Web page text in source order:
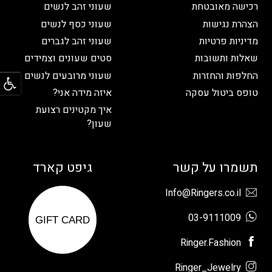
רכישה מאובטחת
הצהרת נגישות
מדיניות פרטיות
שאלות ותשובות
החלפות והחזרות
טופס ביטול עסקה
שעוני זהב לנשים
שעוני כסף לנשים
שעוני זהב לגברים
סטים שעונים וצמידים
שעוני מרובעים לנשים
איזה מידה אני?
איך מקטינים רצועת
שעון?
תשמרו על קשר
Info@Ringers.co.il
03-9111009
Ringer.Fashion
Ringer_Jewelry
גיפט קארד
GIFT CARD